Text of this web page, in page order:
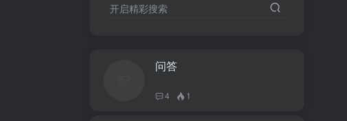
开启精彩搜索
问答
4 1